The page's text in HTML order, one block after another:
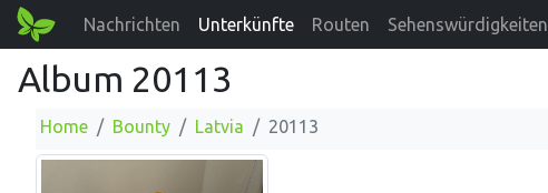
Nachrichten Unterkünfte Routen Sehenswürdigkeiten
Album 20113
Home Bounty Latvia 20113